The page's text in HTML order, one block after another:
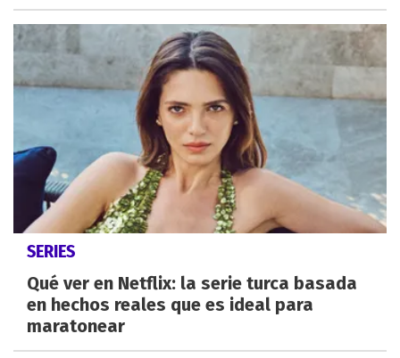
SERIES
Qué ver en Netflix: la serie turca basada
en hechos reales que es ideal para
maratonear